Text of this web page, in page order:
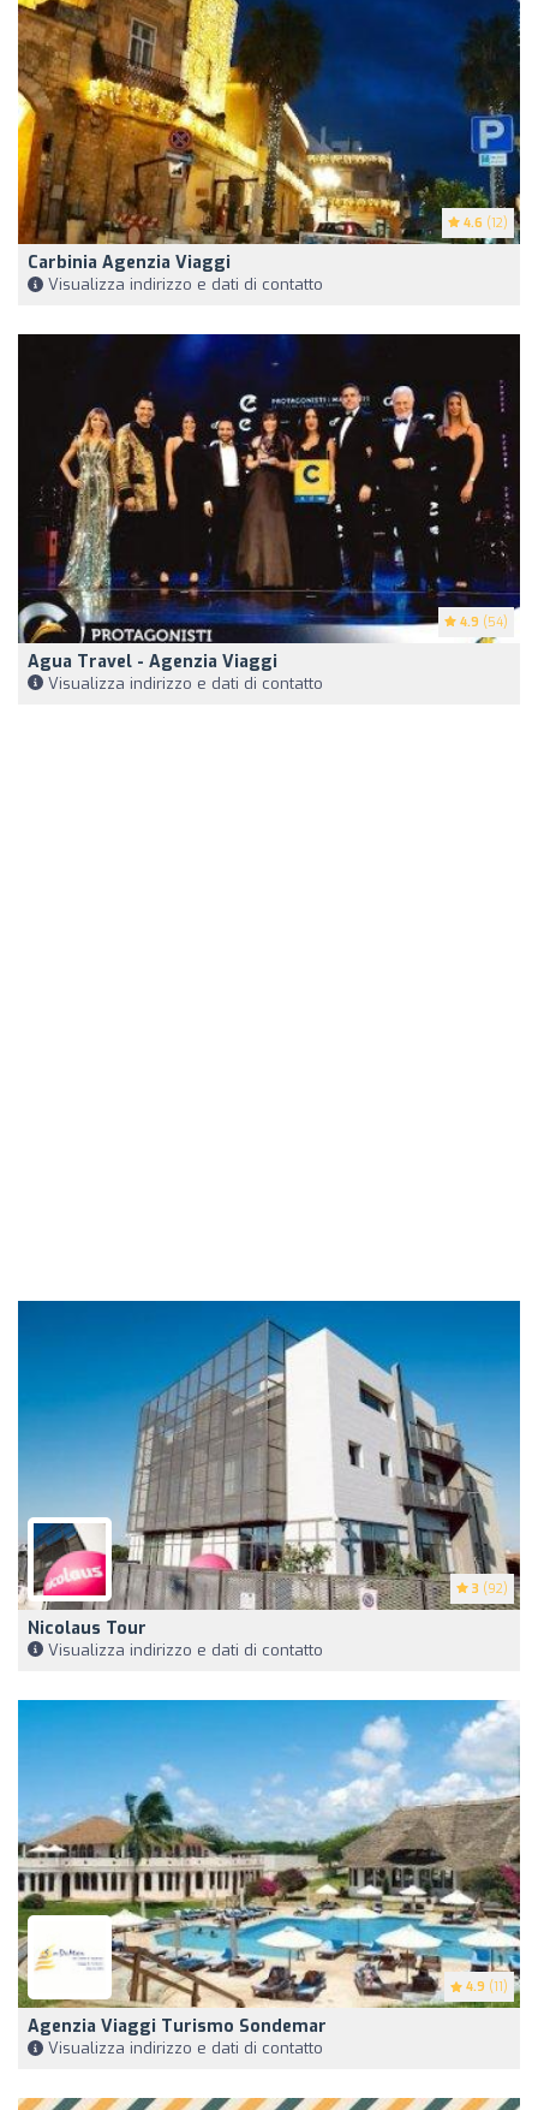
4.6 (12)
Carbinia Agenzia Viaggi
Visualizza indirizzo e dati di contatto
4.9 (54)
Agua Travel - Agenzia Viaggi
Visualizza indirizzo e dati di contatto
3 (92)
Nicolaus Tour
Visualizza indirizzo e dati di contatto
4.9 (11)
Agenzia Viaggi Turismo Sondemar
Visualizza indirizzo e dati di contatto